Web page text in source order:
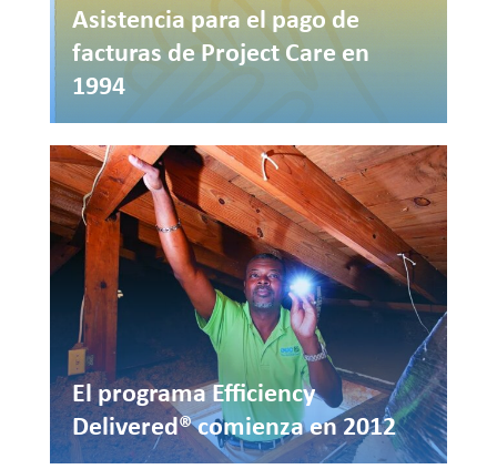
Asistencia para el pago de
facturas de Project Care en
1994
El programa Efficiency
Delivered® comienza en 2012